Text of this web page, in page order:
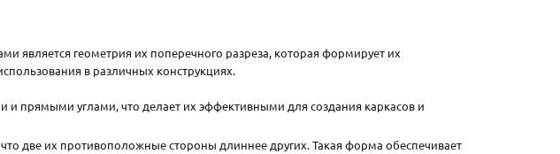
геометрия их поперечного разреза, которая формирует их
в различных конструкциях.
и прямыми углами, что делает их эффективными для создания каркасов и
две их противоположные стороны длиннее других. Такая форма обеспечивает